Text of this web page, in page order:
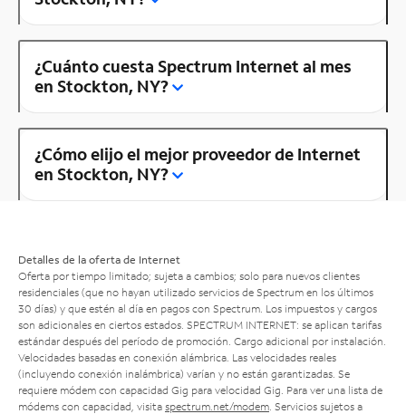
¿Cuánto cuesta Spectrum Internet al mes
en Stockton, NY?
¿Cómo elijo el mejor proveedor de Internet
en Stockton, NY?
Detalles de la oferta de Internet
Oferta por tiempo limitado; sujeta a cambios; solo para nuevos clientes
residenciales (que no hayan utilizado servicios de Spectrum en los últimos
30 días) y que estén al día en pagos con Spectrum. Los impuestos y cargos
son adicionales en ciertos estados. SPECTRUM INTERNET: se aplican tarifas
estándar después del período de promoción. Cargo adicional por instalación.
Velocidades basadas en conexión alámbrica. Las velocidades reales
(incluyendo conexión inalámbrica) varían y no están garantizadas. Se
requiere módem con capacidad Gig para velocidad Gig. Para ver una lista de
módems con capacidad, visita spectrum.net/modem . Servicios sujetos a